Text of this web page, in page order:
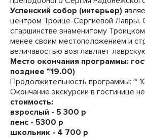
Успенский собор (интерьер)
центром Троице-Сергиевой Лавры.
старшинстве знаменитому
менее своим местоположением и
величавостью возглавляет
Место окончания программы:
позднее ~19.00)
Продолжительность программы: ~
Окончание экскурсии в гостинице
стоимость:
взрослый - 5 300 р
пенс - 5300 р
школьник - 4 700 р